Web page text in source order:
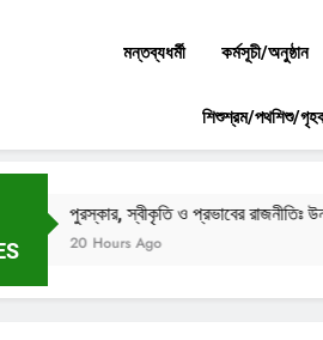
মন্তব্যধর্মী কর্মসূচী/অনুষ্ঠান
শিশুশ্রম/পথশিশু/
ও প্রভাবের রাজনীতিঃ উন্নয়নশীল দেশের এলিট